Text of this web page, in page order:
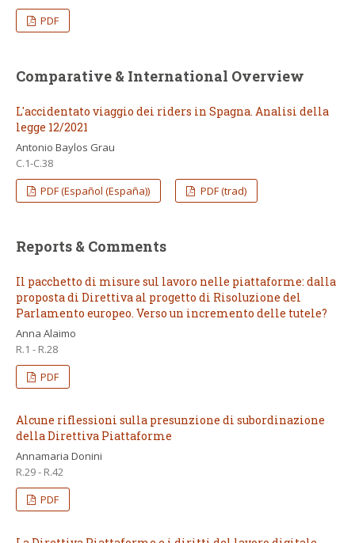
PDF
Comparative & International Overview
L'accidentato viaggio dei riders in Spagna. Analisi della
legge 12/2021
Antonio Baylos Grau
C.1-C.38
PDF (Español (España))
PDF (trad)
Reports & Comments
Il pacchetto di misure sul lavoro nelle piattaforme: dalla
proposta di Direttiva al progetto di Risoluzione del
Parlamento europeo. Verso un incremento delle tutele?
Anna Alaimo
R.1 - R.28
PDF
Alcune riflessioni sulla presunzione di subordinazione
della Direttiva Piattaforme
Annamaria Donini
R.29 - R.42
PDF